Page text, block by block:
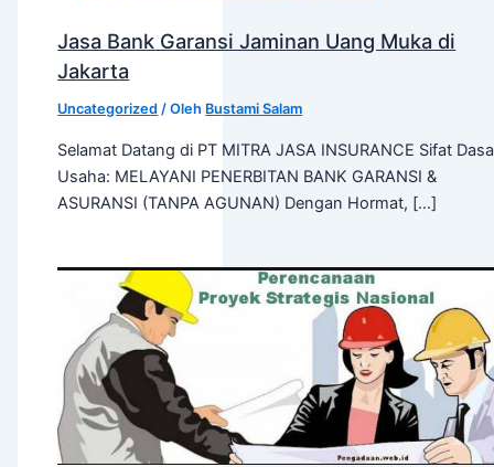
Jasa Bank Garansi Jaminan Uang Muka di
Jakarta
Uncategorized / Oleh Bustami Salam
Selamat Datang di PT MITRA JASA INSURANCE Sifat
Usaha: MELAYANI PENERBITAN BANK GARANSI &
ASURANSI (TANPA AGUNAN) Dengan Hormat, […]